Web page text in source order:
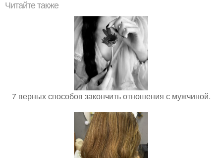
Читайте также
7 верных способов закончить отношения с мужчиной.